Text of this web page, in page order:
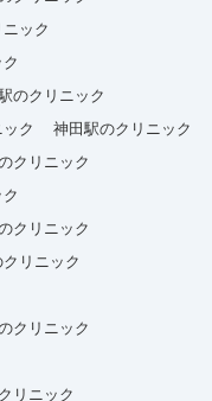
ック
のクリニック
ク
神田駅のクリニック
クリニック
クリニック
リニック
クリニック
リニック